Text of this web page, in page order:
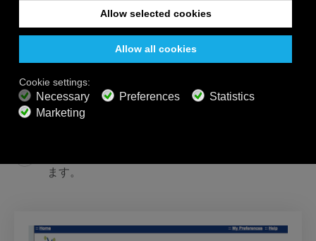
ボックス３では、位置情報にカナダを入力し
ボックス４では、ジャンルを追加します。
例：クラシック、リラクゼーションなど。
ます。